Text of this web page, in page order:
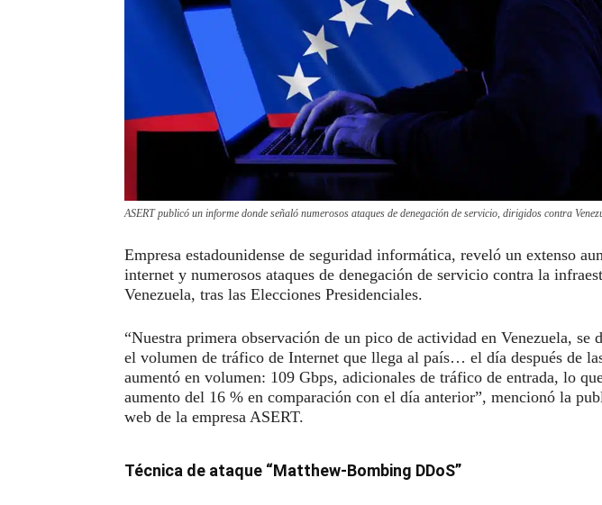
ASERT publicó un informe donde señaló numerosos ataques de denegación de servicio, dirigidos contra
Empresa estadounidense de seguridad informática, reveló un extenso
internet y numerosos ataques de denegación de servicio contra la
Venezuela, tras las Elecciones Presidenciales.
“Nuestra primera observación de un pico de actividad en Venezuela, se
el volumen de tráfico de Internet que llega al país… el día después de
aumentó en volumen: 109 Gbps, adicionales de tráfico de entrada, lo
aumento del 16 % en comparación con el día anterior”, mencionó la
web de la empresa ASERT.
Técnica de ataque “Matthew-Bombing DDoS”